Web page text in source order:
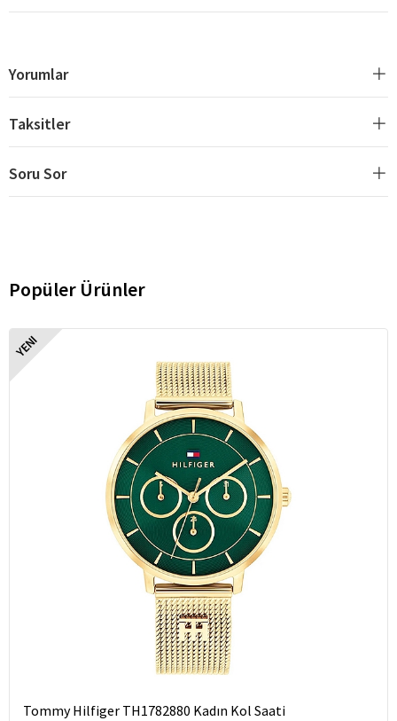
Yorumlar
Taksitler
Soru Sor
Popüler Ürünler
YENI
Tommy Hilfiger TH1782880 Kadın Kol Saati